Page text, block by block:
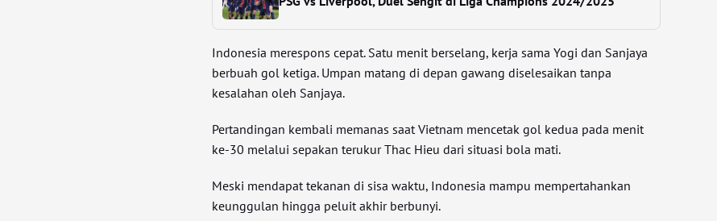
Indonesia merespons cepat. Satu menit berselang, kerja sama Yogi dan Sanjaya
berbuah gol ketiga. Umpan matang di depan gawang diselesaikan tanpa
kesalahan oleh Sanjaya.
Pertandingan kembali memanas saat Vietnam mencetak gol kedua pada menit
ke-30 melalui sepakan terukur Thac Hieu dari situasi bola mati.
Meski mendapat tekanan di sisa waktu, Indonesia mampu mempertahankan
keunggulan hingga peluit akhir berbunyi.